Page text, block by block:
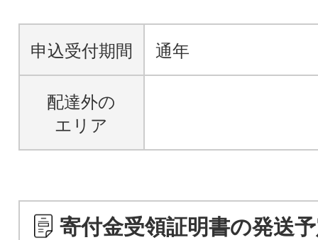
申込受付期間 通年
配達外の
エリア
寄付金受領証明書の発送